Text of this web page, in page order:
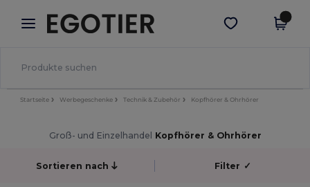
× Egotier App
Bessere Preise in der App!
App holen
Startseite Werbegeschenke Technik & Zubehör Kopfhörer & Ohrhörer
Groß- und Einzelhandel Kopfhörer & Ohrhörer
Sortieren nach Filter ✓